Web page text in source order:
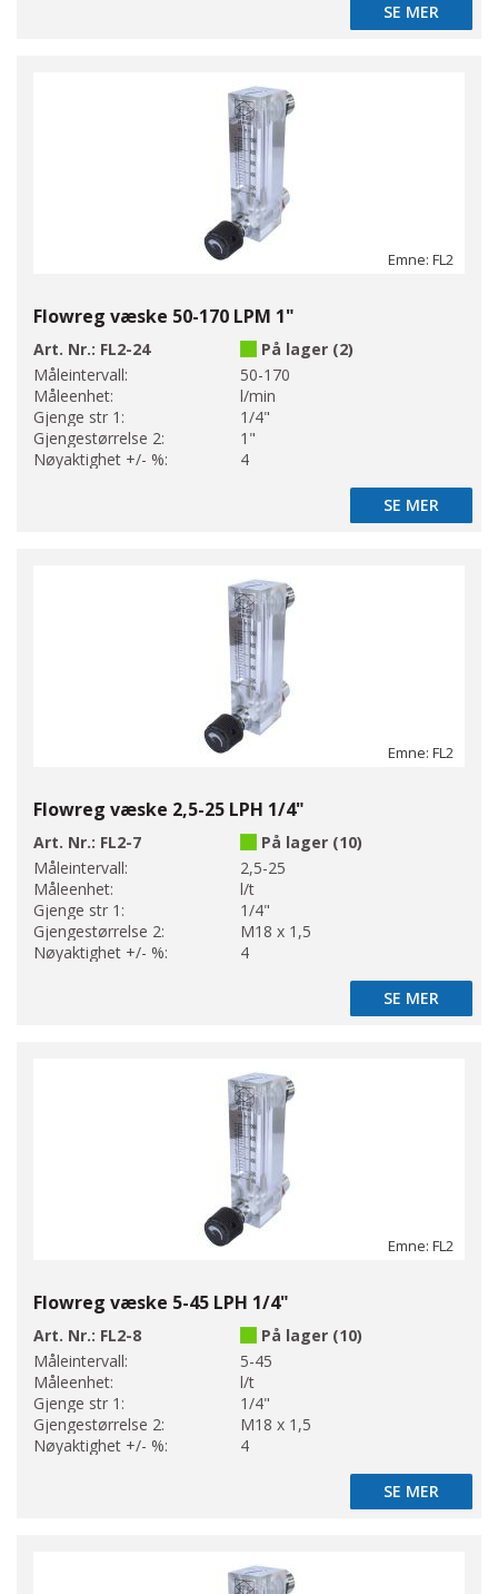
SE MER
SE MER
Emne: FL2
Flowreg væske 50-170 LPM 1"
Art. Nr.: FL2-24
På lager (2)
Måleintervall:
50-170
Måleenhet:
l/min
Gjenge str 1:
1/4"
Gjengestørrelse 2:
1"
Nøyaktighet +/- %:
4
SE MER
SE MER
Emne: FL2
Flowreg væske 2,5-25 LPH 1/4"
Art. Nr.: FL2-7
På lager (10)
Måleintervall:
2,5-25
Måleenhet:
l/t
Gjenge str 1:
1/4"
Gjengestørrelse 2:
M18 x 1,5
Nøyaktighet +/- %:
4
SE MER
SE MER
Emne: FL2
Flowreg væske 5-45 LPH 1/4"
Art. Nr.: FL2-8
På lager (10)
Måleintervall:
5-45
Måleenhet:
l/t
Gjenge str 1:
1/4"
Gjengestørrelse 2:
M18 x 1,5
Nøyaktighet +/- %:
4
SE MER
SE MER